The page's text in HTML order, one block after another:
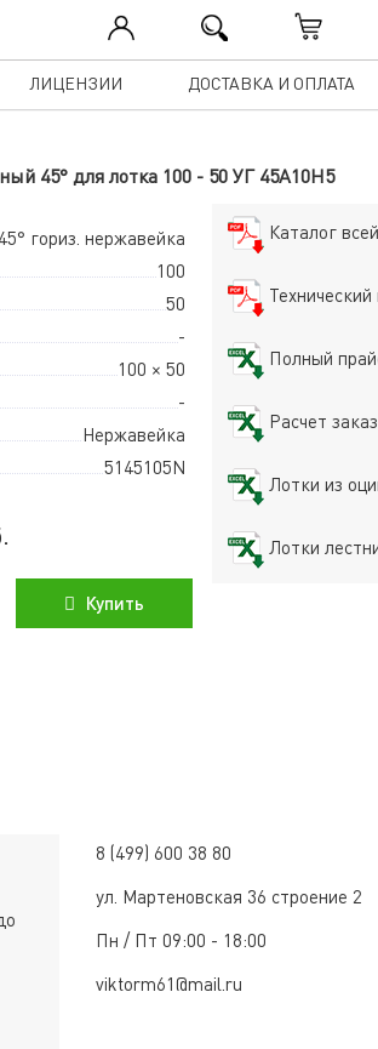
ДОСТАВКА И ОПЛАТА
ЛИЦЕНЗИИ
45° для лотка 100 - 50 УГ 45А10Н5
гориз. нержавейка
100
50
-
100 × 50
-
Нержавейка
5145105N
Купить
Каталог
Технический
Полный
Расчет
Лотки из
Лотки
8 (499) 600 38 80
ул. Мартеновская 36 строение 2
Пн / Пт 09:00 - 18:00
viktorm61@mail.ru